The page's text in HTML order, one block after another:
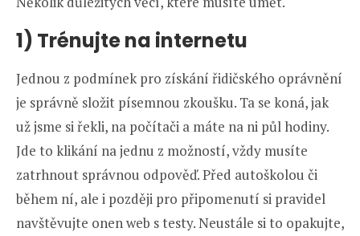
1) Trénujte na internetu
Jednou z podmínek pro získání řidičského oprávnění
je správně složit písemnou zkoušku. Ta se koná, jak
už jsme si řekli, na počítači a máte na ni půl hodiny.
Jde to klikání na jednu z možností, vždy musíte
zatrhnout správnou odpověď. Před autoškolou či
během ní, ale i později pro připomenutí si pravidel
navštěvujte onen web s testy. Neustále si to opakujte,